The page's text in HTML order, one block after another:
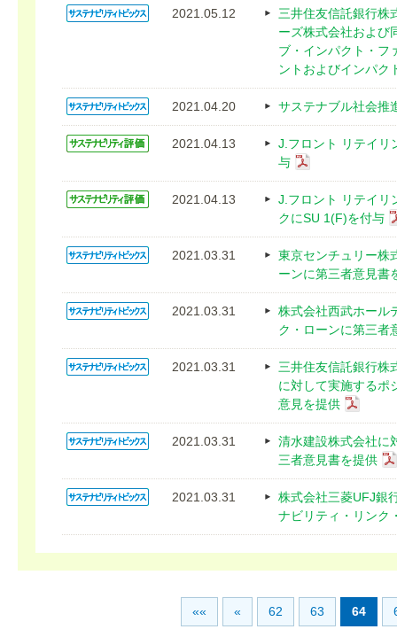
2021.05.12
三井住友信託銀行株
ーズ株式会社および
ブ・インパクト・フ
ントおよびインパク
2021.04.20 サステナブル社会推
2021.04.13
J.フロント リテイ
与
2021.04.13
J.フロント リテイリ
クにSU 1(F)を付与
2021.03.31
東京センチュリー株
ーンに第三者意見書
2021.03.31
株式会社西武ホール
ク・ローンに第三者
2021.03.31
三井住友信託銀行株
に対して実施するポ
意見を提供
2021.03.31
清水建設株式会社に
三者意見書を提供
2021.03.31
株式会社三菱UFJ銀
ナビリティ・リンク
«« « 62 63 64